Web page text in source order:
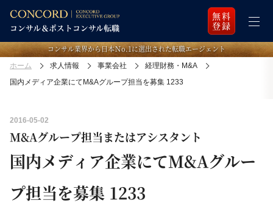
無料
登録
コンサル業界から日本Ｎo.1に選出された転職エージェント
ホーム 求人情報 事業会社
経理財務・M&A
国内メディア企業にてM&Aグループ担当を募集 1233
2016-05-02
M&Aグループ担当またはアシスタント
国内メディア企業にてM&Aグルー
プ担当を募集 1233